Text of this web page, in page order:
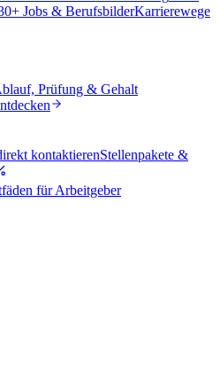
+ Jobs & BerufsbilderKarrierewege
Prüfung & Gehalt
kontaktierenStellenpakete &
für Arbeitgeber